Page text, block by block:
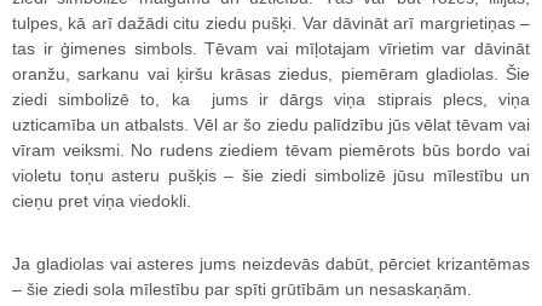
tulpes, kā arī dažādi citu ziedu pušķi. Var dāvināt arī margrietiņas –
tas ir ģimenes simbols. Tēvam vai mīļotajam vīrietim var dāvināt
oranžu, sarkanu vai ķiršu krāsas ziedus, piemēram gladiolas. Šie
ziedi simbolizē to, ka jums ir dārgs viņa stiprais plecs, viņa
uzticamība un atbalsts. Vēl ar šo ziedu palīdzību jūs vēlat tēvam vai
vīram veiksmi. No rudens ziediem tēvam piemērots būs bordo vai
violetu toņu asteru pušķis – šie ziedi simbolizē jūsu mīlestību un
cieņu pret viņa viedokli.
Ja gladiolas vai asteres jums neizdevās dabūt, pērciet krizantēmas
– šie ziedi sola mīlestību par spīti grūtībām un nesaskaņām.